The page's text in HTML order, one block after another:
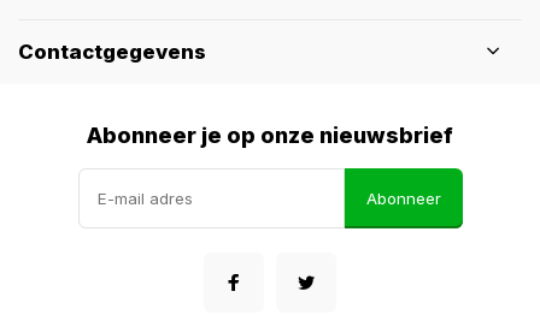
Contactgegevens
Abonneer je op onze nieuwsbrief
Abonneer